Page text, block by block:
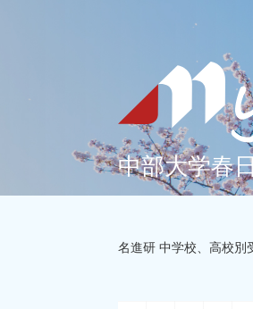
中部大学春
名進研 中学校、高校別